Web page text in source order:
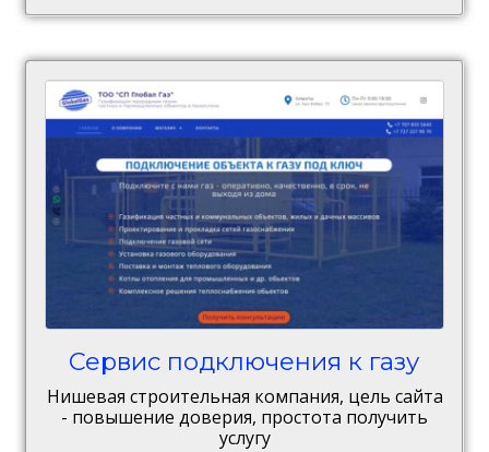
Сервис подключения к газу
Нишевая строительная компания, цель сайта
- повышение доверия, простота получить
услугу